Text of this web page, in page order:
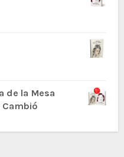
de la Mesa
Cambió